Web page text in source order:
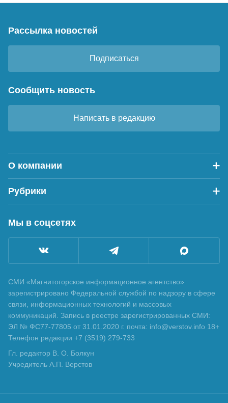
Рассылка новостей
Подписаться
Сообщить новость
Написать в редакцию
О компании
Рубрики
Мы в соцсетях
СМИ «Магнитогорское информационное агентство»
зарегистрировано Федеральной службой по надзору в сфере
связи, информационных технологий и массовых
коммуникаций. Запись в реестре зарегистрированных СМИ:
ЭЛ № ФС77-77805 от 31.01.2020 г. почта: info@verstov.info 18+
Телефон редакции +7 (3519) 279-733
Гл. редактор В. О. Болкун
Учредитель А.П. Верстов